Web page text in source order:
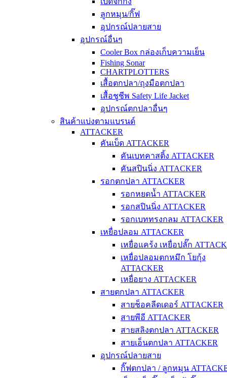
ลูกหมุน/กิ๊ฟ
อุปกรณ์ปลายสาย
อุปกรณ์อื่นๆ
Cooler Box กล่องเก็บความเย็น
Fishing Sonar
CHARTPLOTTERS
เสื้อตกปลา/ถุงมือตกปลา
เสื้อชูชีพ Safety Life Jacket
อุปกรณ์ตกปลาอื่นๆ
สินค้าแบ่งตามแบรนด์
ATTACKER
คันเบ็ด ATTACKER
คันเบทคาสติ้ง ATTACKER
คันสปินนิ่ง ATTACKER
รอกตกปลา ATTACKER
รอกหยดน้ำ ATTACKER
รอกสปินนิ่ง ATTACKER
รอกเบททรงกลม ATTACKER
เหยื่อปลอม ATTACKER
เหยื่อแคร้ง เหยื่อปลั๊ก
เหยื่อปลอมตกหมึก โยกุ้ง
ATTACKER
เหยื่อยาง ATTACKER
สายตกปลา ATTACKER
สายช็อคลีดเดอร์ ATTACKER
สายพีอี ATTACKER
สายสลิงตกปลา ATTACKER
สายเอ็นตกปลา ATTACKER
อุปกรณ์ปลายสาย
กิ๊ฟตกปลา / ลูกหมุน